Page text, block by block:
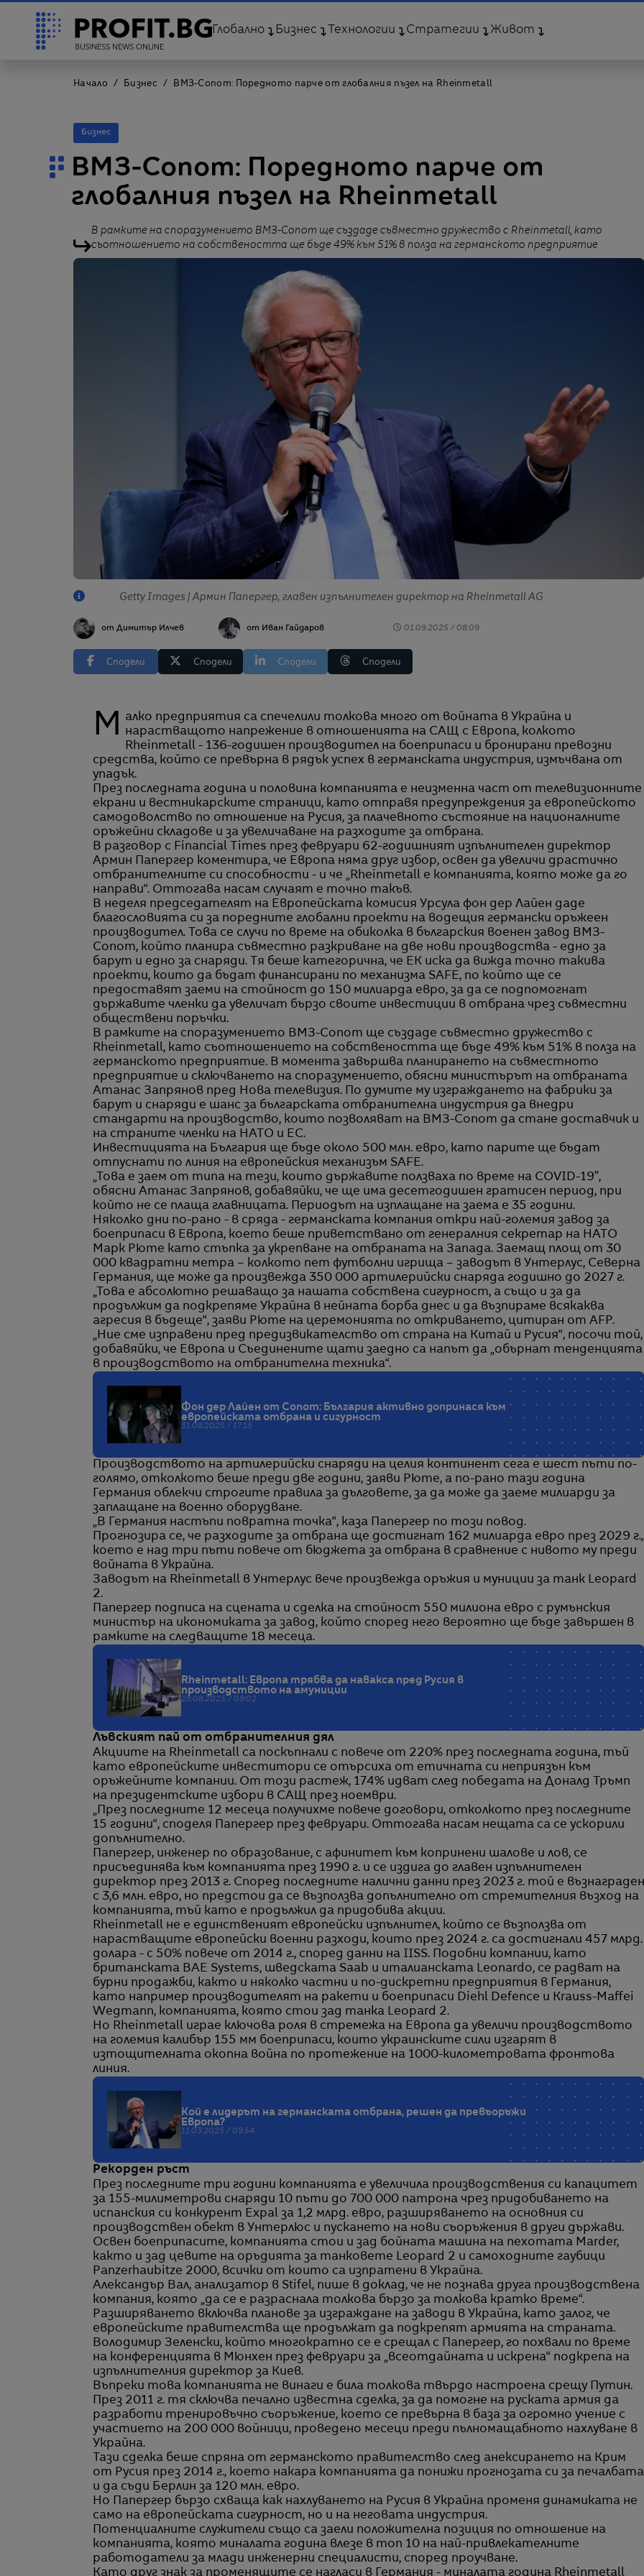
Глобално Бизнес Технологии Стратегии Живот
Начало Бизнес ВМЗ-Сопот: Поредното парче от глобалния пъзел на Rheinmetall
Бизнес
ВМЗ-Сопот: Поредното парче от
глобалния пъзел на Rheinmetall
В рамките на споразумението ВМЗ-Сопот ще създаде съвместно дружество с Rheinmetall, като
съотношението на собствеността ще бъде 49% към 51% в полза на германското предприятие
Getty Images | Армин Папергер, главен изпълнителен директор на Rheinmetall AG
от Димитър Илчев от Иван Гайдаров 01.09.2025 / 08:09
Сподели Сподели Сподели Сподели
Малко предприятия са спечелили толкова много от войната в Украйна и
нарастващото напрежение в отношенията на САЩ с Европа, колкото
Rheinmetall - 136-годишен производител на боеприпаси и бронирани превозни
средства, който се превърна в рядък успех в германската индустрия, измъчвана от
упадък.
През последната година и половина компанията е неизменна част от телевизионните
екрани и вестникарските страници, като отправя предупреждения за европейското
самодоволство по отношение на Русия, за плачевното състояние на националните
оръжейни складове и за увеличаване на разходите за отбрана.
В разговор с Financial Times през февруари 62-годишният изпълнителен директор
Армин Папергер коментира, че Европа няма друг избор, освен да увеличи драстично
отбранителните си способности - и че „Rheinmetall е компанията, която може да го
направи“. Оттогава насам случаят е точно такъв.
В неделя председателят на Европейската комисия Урсула фон дер Лайен даде
благословията си за поредните глобални проекти на водещия германски оръжеен
производител. Това се случи по време на обиколка в българския военен завод ВМЗ-
Сопот, който планира съвместно разкриване на две нови производства - едно за
барут и едно за снаряди. Тя беше категорична, че ЕК иска да вижда точно такива
проекти, които да бъдат финансирани по механизма SAFE, по който ще се
предоставят заеми на стойност до 150 милиарда евро, за да се подпомогнат
държавите членки да увеличат бързо своите инвестиции в отбрана чрез съвместни
обществени поръчки.
В рамките на споразумението ВМЗ-Сопот ще създаде съвместно дружество с
Rheinmetall, като съотношението на собствеността ще бъде 49% към 51% в полза на
германското предприятие. В момента завършва планирането на съвместното
предприятие и сключването на споразумението, обясни министърът на отбраната
Атанас Запрянов пред Нова телевизия. По думите му изграждането на фабрики за
барут и снаряди е шанс за българската отбранителна индустрия да внедри
стандарти на производство, които позволяват на ВМЗ-Сопот да стане доставчик и
на страните членки на НАТО и ЕС.
Инвестицията на България ще бъде около 500 млн. евро, като парите ще бъдат
отпуснати по линия на европейския механизъм SAFE.
„Това е заем от типа на тези, които държавите ползваха по време на COVID-19”,
обясни Атанас Запрянов, добавяйки, че ще има десетгодишен гратисен период, при
който не се плаща главницата. Периодът на изплащане на заема е 35 години.
Няколко дни по-рано - в сряда - германската компания откри най-големия завод за
боеприпаси в Европа, което беше приветствано от генералния секретар на НАТО
Марк Рюте като стъпка за укрепване на отбраната на Запада. Заемащ площ от 30
000 квадратни метра – колкото пет футболни игрища – заводът в Унтерлус, Северна
Германия, ще може да произвежда 350 000 артилерийски снаряда годишно до 2027 г.
„Това е абсолютно решаващо за нашата собствена сигурност, а също и за да
продължим да подкрепяме Украйна в нейната борба днес и да възпираме всякаква
агресия в бъдеще“, заяви Рюте на церемонията по откриването, цитиран от AFP.
„Ние сме изправени пред предизвикателство от страна на Китай и Русия“, посочи той,
добавяйки, че Европа и Съединените щати заедно са напът да „обърнат тенденцията
в производството на отбранителна техника“.
Фон дер Лайен от Сопот: България активно допринася към
европейската отбрана и сигурност
31.08.2025 / 17:15
Производството на артилерийски снаряди на целия континент сега е шест пъти по-
голямо, отколкото беше преди две години, заяви Рюте, а по-рано тази година
Германия облекчи строгите правила за дълговете, за да може да заеме милиарди за
заплащане на военно оборудване.
„В Германия настъпи повратна точка“, каза Папергер по този повод.
Прогнозира се, че разходите за отбрана ще достигнат 162 милиарда евро през 2029 г.,
което е над три пъти повече от бюджета за отбрана в сравнение с нивото му преди
войната в Украйна.
Заводът на Rheinmetall в Унтерлус вече произвежда оръжия и муниции за танк Leopard
2.
Папергер подписа на сцената и сделка на стойност 550 милиона евро с румънския
министър на икономиката за завод, който според него вероятно ще бъде завършен в
рамките на следващите 18 месеца.
Rheinmetall: Европа трябва да навакса пред Русия в
производството на амуниции
28.08.2025 / 09:02
Лъвският пай от отбранителния дял
Акциите на Rheinmetall са поскъпнали с повече от 220% през последната година, тъй
като европейските инвеститори се отърсиха от етичната си неприязън към
оръжейните компании. От този растеж, 174% идват след победата на Доналд Тръмп
на президентските избори в САЩ през ноември.
„През последните 12 месеца получихме повече договори, отколкото през последните
15 години“, споделя Папергер през февруари. Оттогава насам нещата са се ускорили
допълнително.
Папергер, инженер по образование, с афинитет към копринени шалове и лов, се
присъединява към компанията през 1990 г. и се издига до главен изпълнителен
директор през 2013 г. Според последните налични данни през 2023 г. той е възнаграден
с 3,6 млн. евро, но предстои да се възползва допълнително от стремителния възход на
компанията, тъй като е продължил да придобива акции.
Rheinmetall не е единственият европейски изпълнител, който се възползва от
нарастващите европейски военни разходи, които през 2024 г. са достигнали 457 млрд.
долара - с 50% повече от 2014 г., според данни на IISS. Подобни компании, като
британската BAE Systems, шведската Saab и италианската Leonardo, се радват на
бурни продажби, както и няколко частни и по-дискретни предприятия в Германия,
като например производителят на ракети и боеприпаси Diehl Defence и Krauss-Maffei
Wegmann, компанията, която стои зад танка Leopard 2.
Но Rheinmetall играе ключова роля в стремежа на Европа да увеличи производството
на големия калибър 155 мм боеприпаси, които украинските сили изгарят в
изтощителната окопна война по протежение на 1000-километровата фронтова
линия.
Кой е лидерът на германската отбрана, решен да превъоръжи
Европа?
11.03.2025 / 09:54
Рекорден ръст
През последните три години компанията е увеличила производствения си капацитет
за 155-милиметрови снаряди 10 пъти до 700 000 патрона чрез придобиването на
испанския си конкурент Expal за 1,2 млрд. евро, разширяването на основния си
производствен обект в Унтерлюс и пускането на нови съоръжения в други държави.
Освен боеприпасите, компанията стои и зад бойната машина на пехотата Marder,
както и зад цевите на оръдията за танковете Leopard 2 и самоходните гаубици
Panzerhaubitze 2000, всички от които са изпратени в Украйна.
Александър Вал, анализатор в Stifel, пише в доклад, че не познава друга производствена
компания, която „да се е разраснала толкова бързо за толкова кратко време“.
Разширяването включва планове за изграждане на заводи в Украйна, като залог, че
европейските правителства ще продължат да подкрепят армията на страната.
Володимир Зеленски, който многократно се е срещал с Папергер, го похвали по време
на конференцията в Мюнхен през февруари за „всеотдайната и искрена“ подкрепа на
изпълнителния директор за Киев.
Въпреки това компанията не винаги е била толкова твърдо настроена срещу Путин.
През 2011 г. тя сключва печално известна сделка, за да помогне на руската армия да
разработи тренировъчно съоръжение, което се превърна в база за огромно учение с
участието на 200 000 войници, проведено месеци преди пълномащабното нахлуване в
Украйна.
Тази сделка беше спряна от германското правителство след анексирането на Крим
от Русия през 2014 г., което накара компанията да понижи прогнозата си за печалбата
и да съди Берлин за 120 млн. евро.
Но Папергер бързо схваща как нахлуването на Русия в Украйна променя динамиката не
само на европейската сигурност, но и на неговата индустрия.
Потенциалните служители също са заели положителна позиция по отношение на
компанията, която миналата година влезе в топ 10 на най-привлекателните
работодатели за млади инженерни специалисти, според проучване.
Като друг знак за променящите се нагласи в Германия - миналата година Rheinmetall